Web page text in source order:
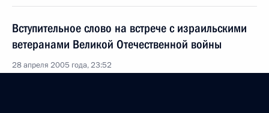
Вступительное слово на встрече с израильскими
ветеранами Великой Отечественной войны
28 апреля 2005 года, 23:52